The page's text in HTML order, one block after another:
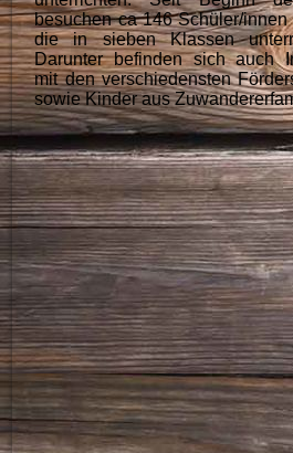
besuchen ca 146 Schüler/
die in sieben Klassen
Darunter befinden sich auch
mit den verschiedensten
sowie Kinder aus